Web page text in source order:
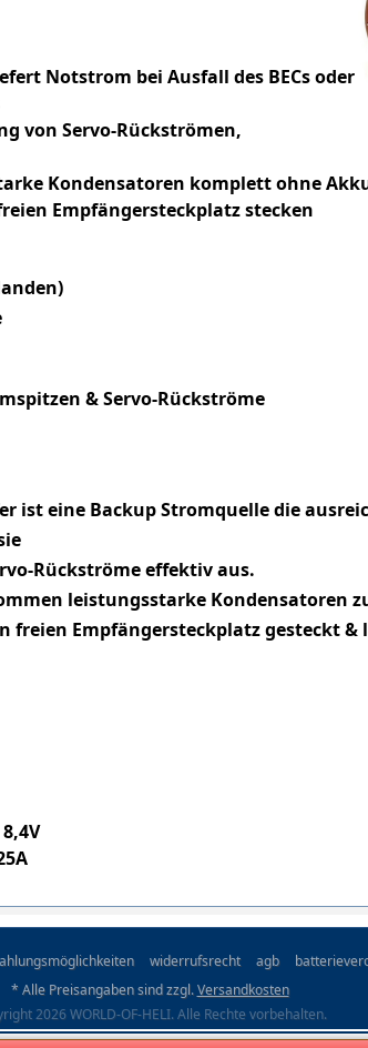
Notstrom bei Ausfall des BECs oder
von Servo-Rückströmen,
Kondensatoren komplett ohne
Empfängersteckplatz stecken
& Servo-Rückströme
ist eine Backup Stromquelle die
Rückströme effektiv aus.
leistungsstarke Kondensatoren
freien Empfängersteckplatz gesteckt
widerrufsrecht agb
* Alle Preisangaben sind zzgl.Versandkosten
2026 WORLD-OF-HELI. Alle Rechte vorbehalten.